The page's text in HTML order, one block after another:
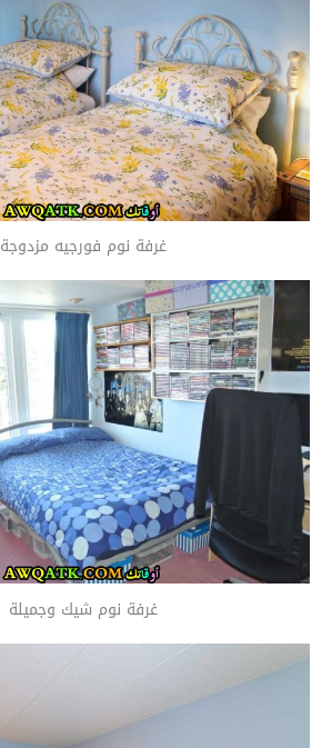
غرفة نوم فورجيه مزدوجة
غرفة نوم شيك وجميلة